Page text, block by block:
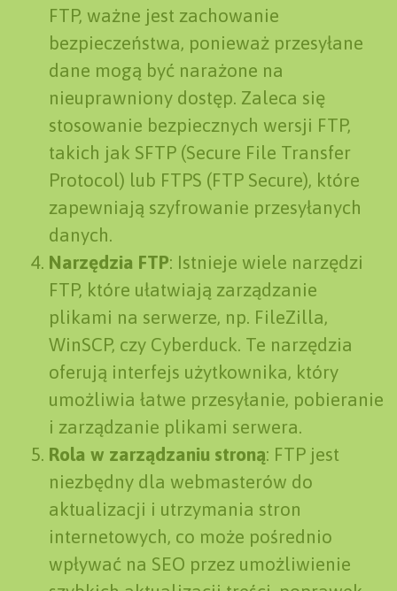
FTP, ważne jest zachowanie
bezpieczeństwa, ponieważ przesyłane
dane mogą być narażone na
nieuprawniony dostęp. Zaleca się
stosowanie bezpiecznych wersji FTP,
takich jak SFTP (Secure File Transfer
Protocol) lub FTPS (FTP Secure), które
zapewniają szyfrowanie przesyłanych
danych.
Narzędzia FTP: Istnieje wiele narzędzi
FTP, które ułatwiają zarządzanie
plikami na serwerze, np. FileZilla,
WinSCP, czy Cyberduck. Te narzędzia
oferują interfejs użytkownika, który
umożliwia łatwe przesyłanie, pobieranie
i zarządzanie plikami serwera.
Rola w zarządzaniu stroną: FTP jest
niezbędny dla webmasterów do
aktualizacji i utrzymania stron
internetowych, co może pośrednio
wpływać na SEO przez umożliwienie